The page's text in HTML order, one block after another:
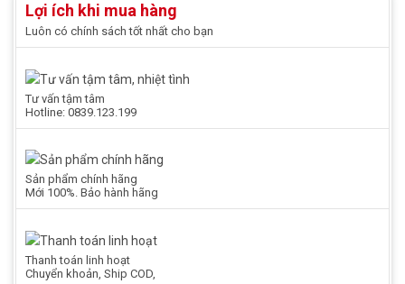
Lợi ích khi mua hàng
Luôn có chính sách tốt nhất cho bạn
Tư vấn tậm tâm
Hotline: 0839.123.199
Sản phẩm chính hãng
Mới 100%. Bảo hành hãng
Thanh toán linh hoạt
Chuyển khoản, Ship COD,